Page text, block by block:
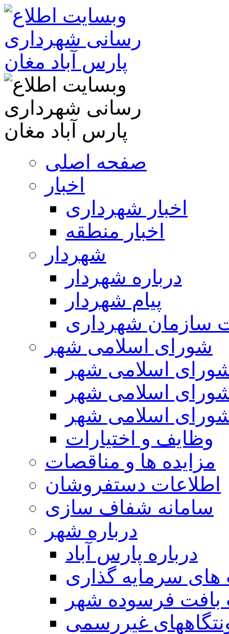
صفحه اصلی
اخبار
اخبار شهرداری
اخبار منطقه
شهردار
درباره شهردار
پیام شهردار
سازمان شهرداری
شورای اسلامی شهر
اسلامی شهر
اسلامی شهر
اسلامی شهر
وظایف و اختیارات
مزایده ها و مناقصات
اطلاعات دستفروشان
سامانه شفاف سازی
درباره شهر
درباره پارس آباد
سرمایه گذاری
بافت فرسوده شهر
غیررسمی